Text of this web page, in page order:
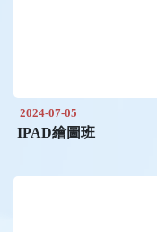
2024-07-05
IPAD繪圖班